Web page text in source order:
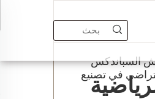
السباندكس
في تصنيع